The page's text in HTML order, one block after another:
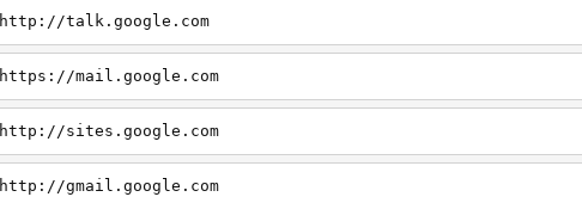
http://talk.google.com
https://mail.google.com
http://sites.google.com
http://gmail.google.com